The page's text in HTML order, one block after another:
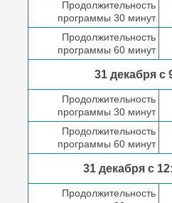
Продолжительность
программы 30 минут
Продолжительность
программы 60 минут
31 декабря с
Продолжительность
программы 30 минут
Продолжительность
программы 60 минут
31 декабря с
Продолжительность